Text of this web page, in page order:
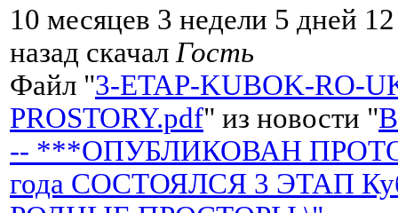
10 месяцев 3 недели 5 дней
назад скачал Гость
Файл "3-ETAP-KUBOK-RO-
PROSTORY.pdf" из новости "
-- ***ОПУБЛИКОВАН
года СОСТОЯЛСЯ 3 ЭТАП